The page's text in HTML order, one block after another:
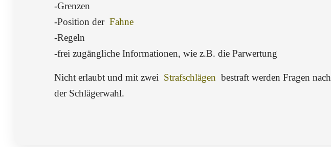
-Grenzen
-Position der Fahne
-Regeln
-frei zugängliche Informationen, wie z.B. die Parwertung
Nicht erlaubt und mit zwei Strafschlägen bestraft werden Fragen nach
der Schlägerwahl.